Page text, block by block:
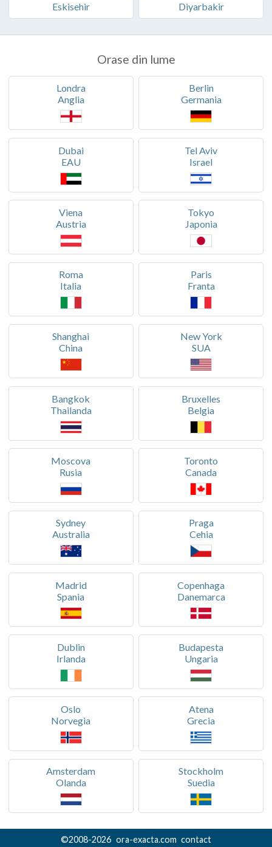
Eskisehir Diyarbakir
Orase din lume
Londra
Anglia
Berlin
Germania
Dubai
EAU
Tel Aviv
Israel
Viena
Austria
Tokyo
Japonia
Roma
Italia
Paris
Franta
Shanghai
China
New York
SUA
Bangkok
Thailanda
Bruxelles
Belgia
Moscova
Rusia
Toronto
Canada
Sydney
Australia
Praga
Cehia
Madrid
Spania
Copenhaga
Danemarca
Dublin
Irlanda
Budapesta
Ungaria
Oslo
Norvegia
Atena
Grecia
Amsterdam
Olanda
Stockholm
Suedia
©2008-2026 ora-exacta.com contact